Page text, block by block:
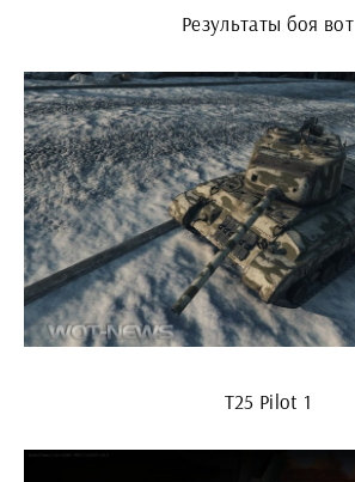
Результаты боя вот
T25 Pilot 1